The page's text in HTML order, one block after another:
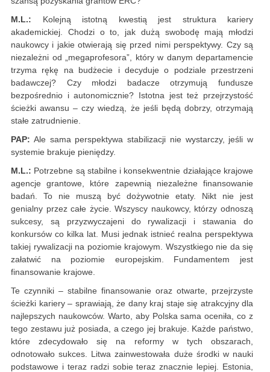
M.L.: Kolejną istotną kwestią jest struktura kariery
akademickiej. Chodzi o to, jak dużą swobodę mają młodzi
naukowcy i jakie otwierają się przed nimi perspektywy. Czy są
niezależni od „megaprofesora”, który w danym departamencie
trzyma rękę na budżecie i decyduje o podziale przestrzeni
badawczej? Czy młodzi badacze otrzymują fundusze
bezpośrednio i autonomicznie? Istotna jest też przejrzystość
ścieżki awansu – czy wiedzą, że jeśli będą dobrzy, otrzymają
stałe zatrudnienie.
PAP: Ale sama perspektywa stabilizacji nie wystarczy, jeśli w
systemie brakuje pieniędzy.
M.L.: Potrzebne są stabilne i konsekwentnie działające krajowe
agencje grantowe, które zapewnią niezależne finansowanie
badań. To nie muszą być dożywotnie etaty. Nikt nie jest
genialny przez całe życie. Wszyscy naukowcy, którzy odnoszą
sukcesy, są przyzwyczajeni do rywalizacji i stawania do
konkursów co kilka lat. Musi jednak istnieć realna perspektywa
takiej rywalizacji na poziomie krajowym. Wszystkiego nie da się
załatwić na poziomie europejskim. Fundamentem jest
finansowanie krajowe.
Te czynniki – stabilne finansowanie oraz otwarte, przejrzyste
ścieżki kariery – sprawiają, że dany kraj staje się atrakcyjny dla
najlepszych naukowców. Warto, aby Polska sama oceniła, co z
tego zestawu już posiada, a czego jej brakuje. Każde państwo,
które zdecydowało się na reformy w tych obszarach,
odnotowało sukces. Litwa zainwestowała duże środki w nauki
podstawowe i teraz radzi sobie teraz znacznie lepiej. Estonia,